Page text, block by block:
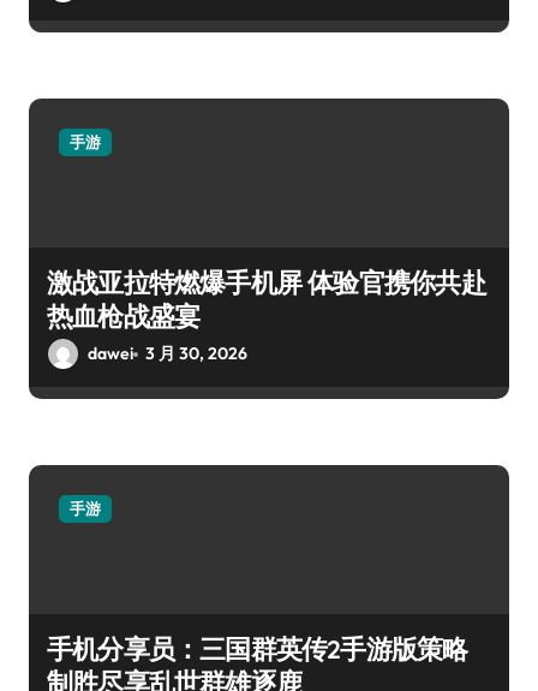
手游
激战亚拉特燃爆手机屏 体验官携你共赴
热血枪战盛宴
dawei 3 月 30, 2026
手游
手机分享员：三国群英传2手游版策略
制胜尽享乱世群雄逐鹿